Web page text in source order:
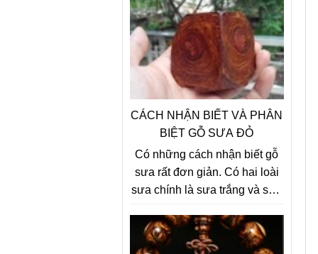
những người làm trong nghề
về đồ gỗ mỹ nghệ mới nhận ra
được mùi gỗ và phân biệt, và
làm lâu dài họ có thể nhìn gỗ
là đoán được, vỏ gỗ sưa đỏ
thì sần sùi , gỗ sưa trắng nhẵn
và mịn
CÁCH NHẬN BIẾT VÀ PHÂN
BIỆT GỖ SƯA ĐỎ
Có những cách nhận biết gỗ
sưa rất đơn giản. Có hai loài
sưa chính là sưa trắng và sưa
và sưa đỏ, ta dựa vào hoa:
Sưa trắng cho hoa đẹp quả to